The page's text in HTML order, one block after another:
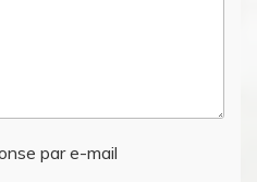
par e-mail